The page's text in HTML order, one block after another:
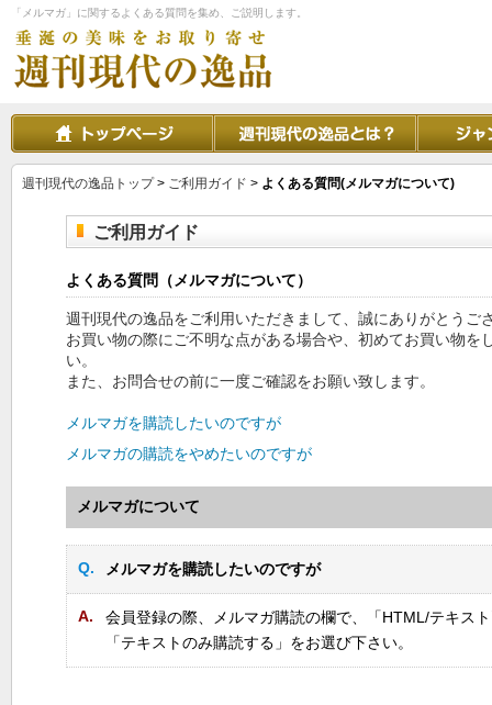
「メルマガ」に関するよくある質問を集め、ご説明します。
週刊現代の逸品トップ> ご利用ガイド > よくある質問(メルマガについて)
ご利用ガイド
よくある質問（メルマガについて）
週刊現代の逸品をご利用いただきまして、誠にありがとうご
お買い物の際にご不明な点がある場合や、初めてお買い物を
い。
また、お問合せの前に一度ご確認をお願い致します。
メルマガを購読したいのですが
メルマガの購読をやめたいのですが
メルマガについて
Q. メルマガを購読したいのですが
A.
会員登録の際、メルマガ購読の欄で、「HTML/テキス
「テキストのみ購読する」をお選び下さい。